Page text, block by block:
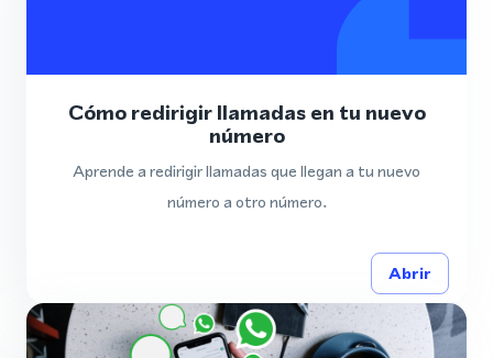
Cómo redirigir llamadas en tu nuevo
número
Aprende a redirigir llamadas que llegan a tu nuevo
número a otro número.
Abrir